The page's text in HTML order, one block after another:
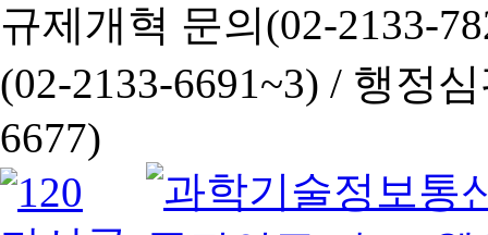
규제개혁 문의(02-2133-
(02-2133-6691~3) / 행정심
6677)